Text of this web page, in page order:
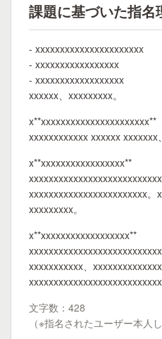
課題に基づいた指名
- xxxxxxxxxxxxxxxxxxxxxx
- xxxxxxxxxxxxxxxxx
- xxxxxxxxxxxxxxxxxx
xxxxxx、xxxxxxxxx。
x**xxxxxxxxxxxxxxxxxxxxxx**
xxxxxxxxxxxx xxxxxx xxxxxxx
x**xxxxxxxxxxxxxxxxx**
xxxxxxxxxxxxxxxxxxxxxxxx。
xxxxxxxxx。
x**xxxxxxxxxxxxxxxxxx**
xxxxxxxxxxx、
文字数：428
（※指名されたユーザー本人